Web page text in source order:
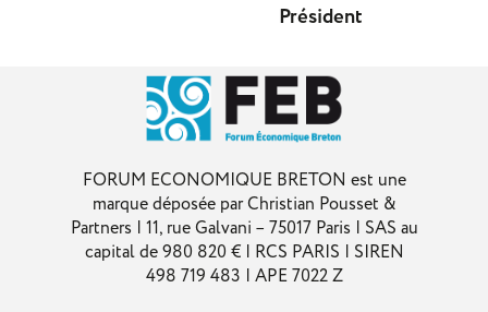
Président
FORUM ECONOMIQUE BRETON est une
marque déposée par Christian Pousset &
Partners | 11, rue Galvani – 75017 Paris | SAS au
capital de 980 820 € | RCS PARIS | SIREN
498 719 483 | APE 7022 Z